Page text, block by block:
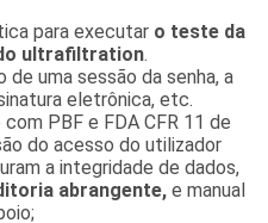
para executar o teste da
ultrafiltration.
de uma sessão da senha, a
eletrônica, etc.
PBF e FDA CFR 11 de
do acesso do utilizador
a integridade de dados,
abrangente,e manual